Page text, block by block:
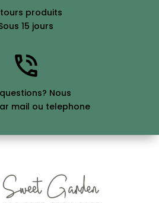
produits
15 jours
Nous
mail ou telephone